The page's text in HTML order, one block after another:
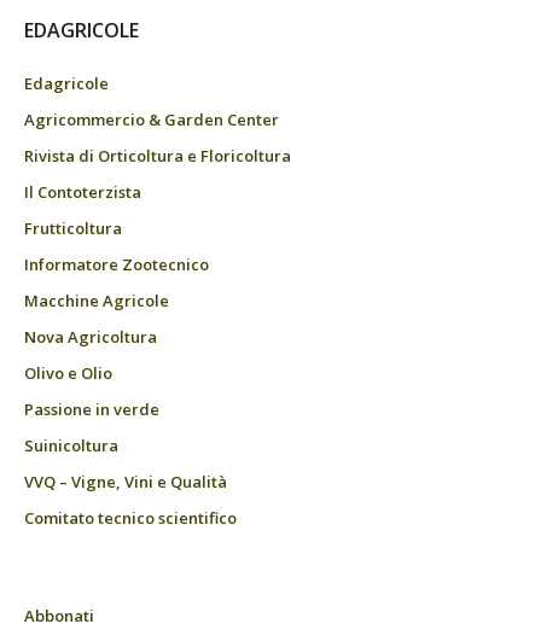
EDAGRICOLE
Edagricole
Agricommercio & Garden Center
Rivista di Orticoltura e Floricoltura
Il Contoterzista
Frutticoltura
Informatore Zootecnico
Macchine Agricole
Nova Agricoltura
Olivo e Olio
Passione in verde
Suinicoltura
VVQ – Vigne, Vini e Qualità
Comitato tecnico scientifico
Abbonati